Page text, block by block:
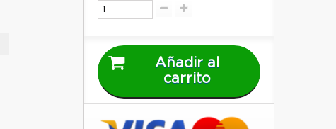
Añadir al
carrito